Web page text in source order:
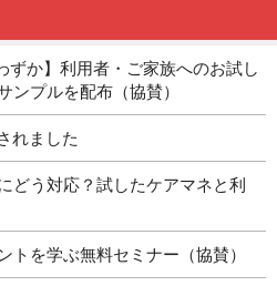
ずか】利用者・ご家族へのお試し
ンプルを配布（協賛）
れました
どう対応？試したケアマネと利
トを学ぶ無料セミナー（協賛）